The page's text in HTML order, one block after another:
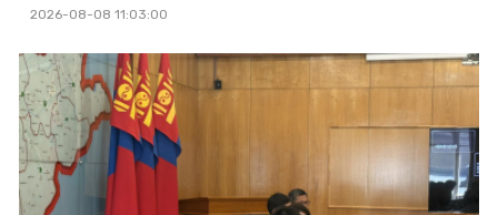
2026-08-08 11:03:00